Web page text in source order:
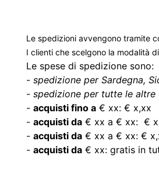
Le spedizioni avvengono tramite
I clienti che scelgono la modalità
Le spese di spedizione sono:
- spedizione per Sardegna,
- spedizione per tutte le altre
- acquisti fino a € xx: € x,xx
- acquisti da € xx a € xx: €
- acquisti da € xx a € xx: €
- acquisti da € xx: gratis in